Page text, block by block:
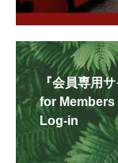
『会員専用
for Members
Log-in